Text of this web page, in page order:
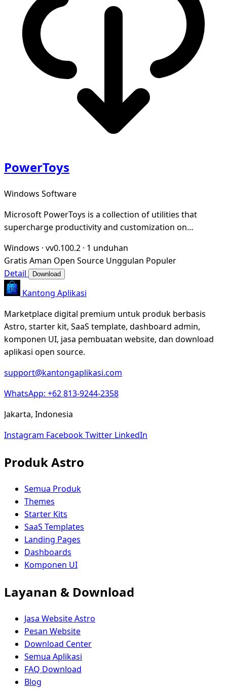
PowerToys
Windows Software
Microsoft PowerToys is a collection of utilities that
supercharge productivity and customization on
Windows · vv0.100.2 · 1 unduhan
Gratis Aman Open Source Unggulan Populer
Detail
Download
Kantong Aplikasi
Marketplace digital premium untuk produk berbasis
Astro, starter kit, SaaS template, dashboard admin,
komponen UI, jasa pembuatan website, dan download
aplikasi open source.
support@kantongaplikasi.com
WhatsApp: +62 813-9244-2358
Jakarta, Indonesia
Instagram FacebookTwitter LinkedIn
Produk Astro
Semua Produk
Themes
Starter Kits
SaaS Templates
Landing Pages
Dashboards
Komponen UI
Layanan & Download
Jasa Website Astro
Pesan Website
Download Center
Semua Aplikasi
FAQ Download
Blog